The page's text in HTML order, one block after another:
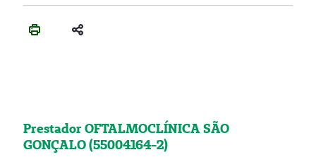
Prestador OFTALMOCLÍNICA SÃO
GONÇALO (55004164-2)